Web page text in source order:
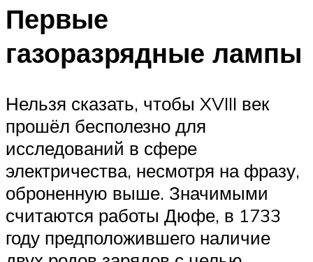
Первые
газоразрядные лампы
Нельзя сказать, чтобы XVIII век
прошёл бесполезно для
исследований в сфере
электричества, несмотря на фразу,
оброненную выше. Значимыми
считаются работы Дюфе, в 1733
году предположившего наличие